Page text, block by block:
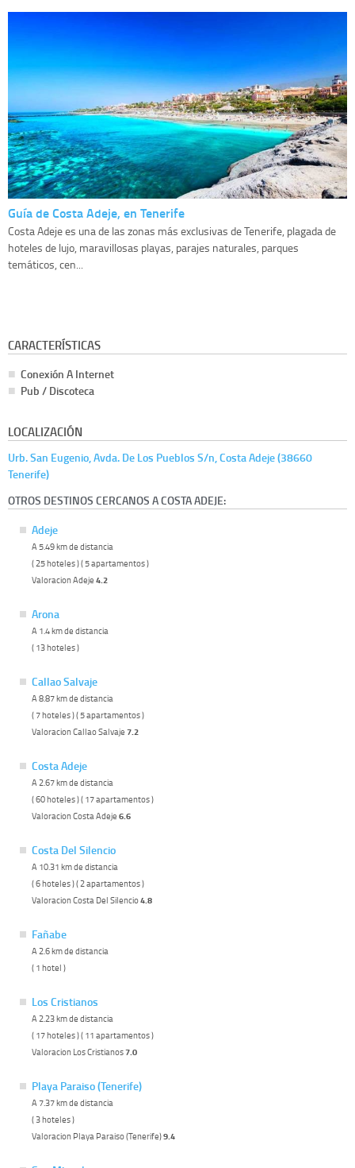
Guía de Costa Adeje, en Tenerife
Costa Adeje es una de las zonas más exclusivas de Tenerife, plagada de
hoteles de lujo, maravillosas playas, parajes naturales, parques
temáticos, cen...
CARACTERÍSTICAS
Conexión A Internet
Pub / Discoteca
LOCALIZACIÓN
Urb. San Eugenio, Avda. De Los Pueblos S/n, Costa Adeje (38660
Tenerife)
OTROS DESTINOS CERCANOS A COSTA ADEJE:
Adeje
A 5.49 km de distancia
( 25 hoteles ) ( 5 apartamentos )
Valoracion Adeje 4.2
Arona
A 1.4 km de distancia
( 13 hoteles )
Callao Salvaje
A 8.87 km de distancia
( 7 hoteles ) ( 5 apartamentos )
Valoracion Callao Salvaje 7.2
Costa Adeje
A 2.67 km de distancia
( 60 hoteles ) ( 17 apartamentos )
Valoracion Costa Adeje 6.6
Costa Del Silencio
A 10.31 km de distancia
( 6 hoteles ) ( 2 apartamentos )
Valoracion Costa Del Silencio4.8
Fañabe
A 2.6 km de distancia
( 1 hotel )
Los Cristianos
A 2.23 km de distancia
( 17 hoteles ) ( 11 apartamentos )
Valoracion Los Cristianos7.0
Playa Paraiso (Tenerife)
A 7.37 km de distancia
( 3 hoteles )
Valoracion Playa Paraiso (Tenerife)9.4